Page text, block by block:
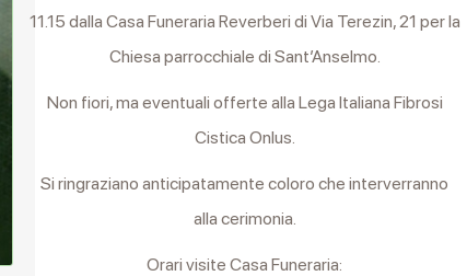
11.15 dalla Casa Funeraria Reverberi di Via Terezin, 21 per la
Chiesa parrocchiale di Sant’Anselmo.
Non fiori, ma eventuali offerte alla Lega Italiana Fibrosi
Cistica Onlus.
Si ringraziano anticipatamente coloro che interverranno
alla cerimonia.
Orari visite Casa Funeraria: